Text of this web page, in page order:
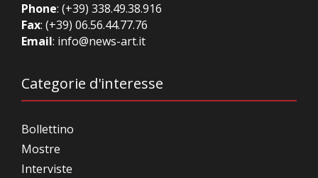
Phone: (+39) 338.49.38.916
Fax: (+39) 06.56.44.77.76
Email: info@news-art.it
Categorie d'interesse
Bollettino
Mostre
Interviste